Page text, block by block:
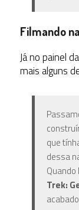
Filmando
Já no painel
mais alguns
que
dessa
Quando
Trek: